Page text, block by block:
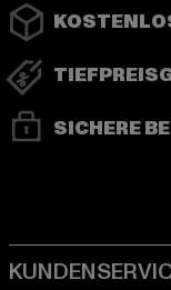
SICHERE